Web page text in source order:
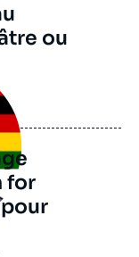
ou
for